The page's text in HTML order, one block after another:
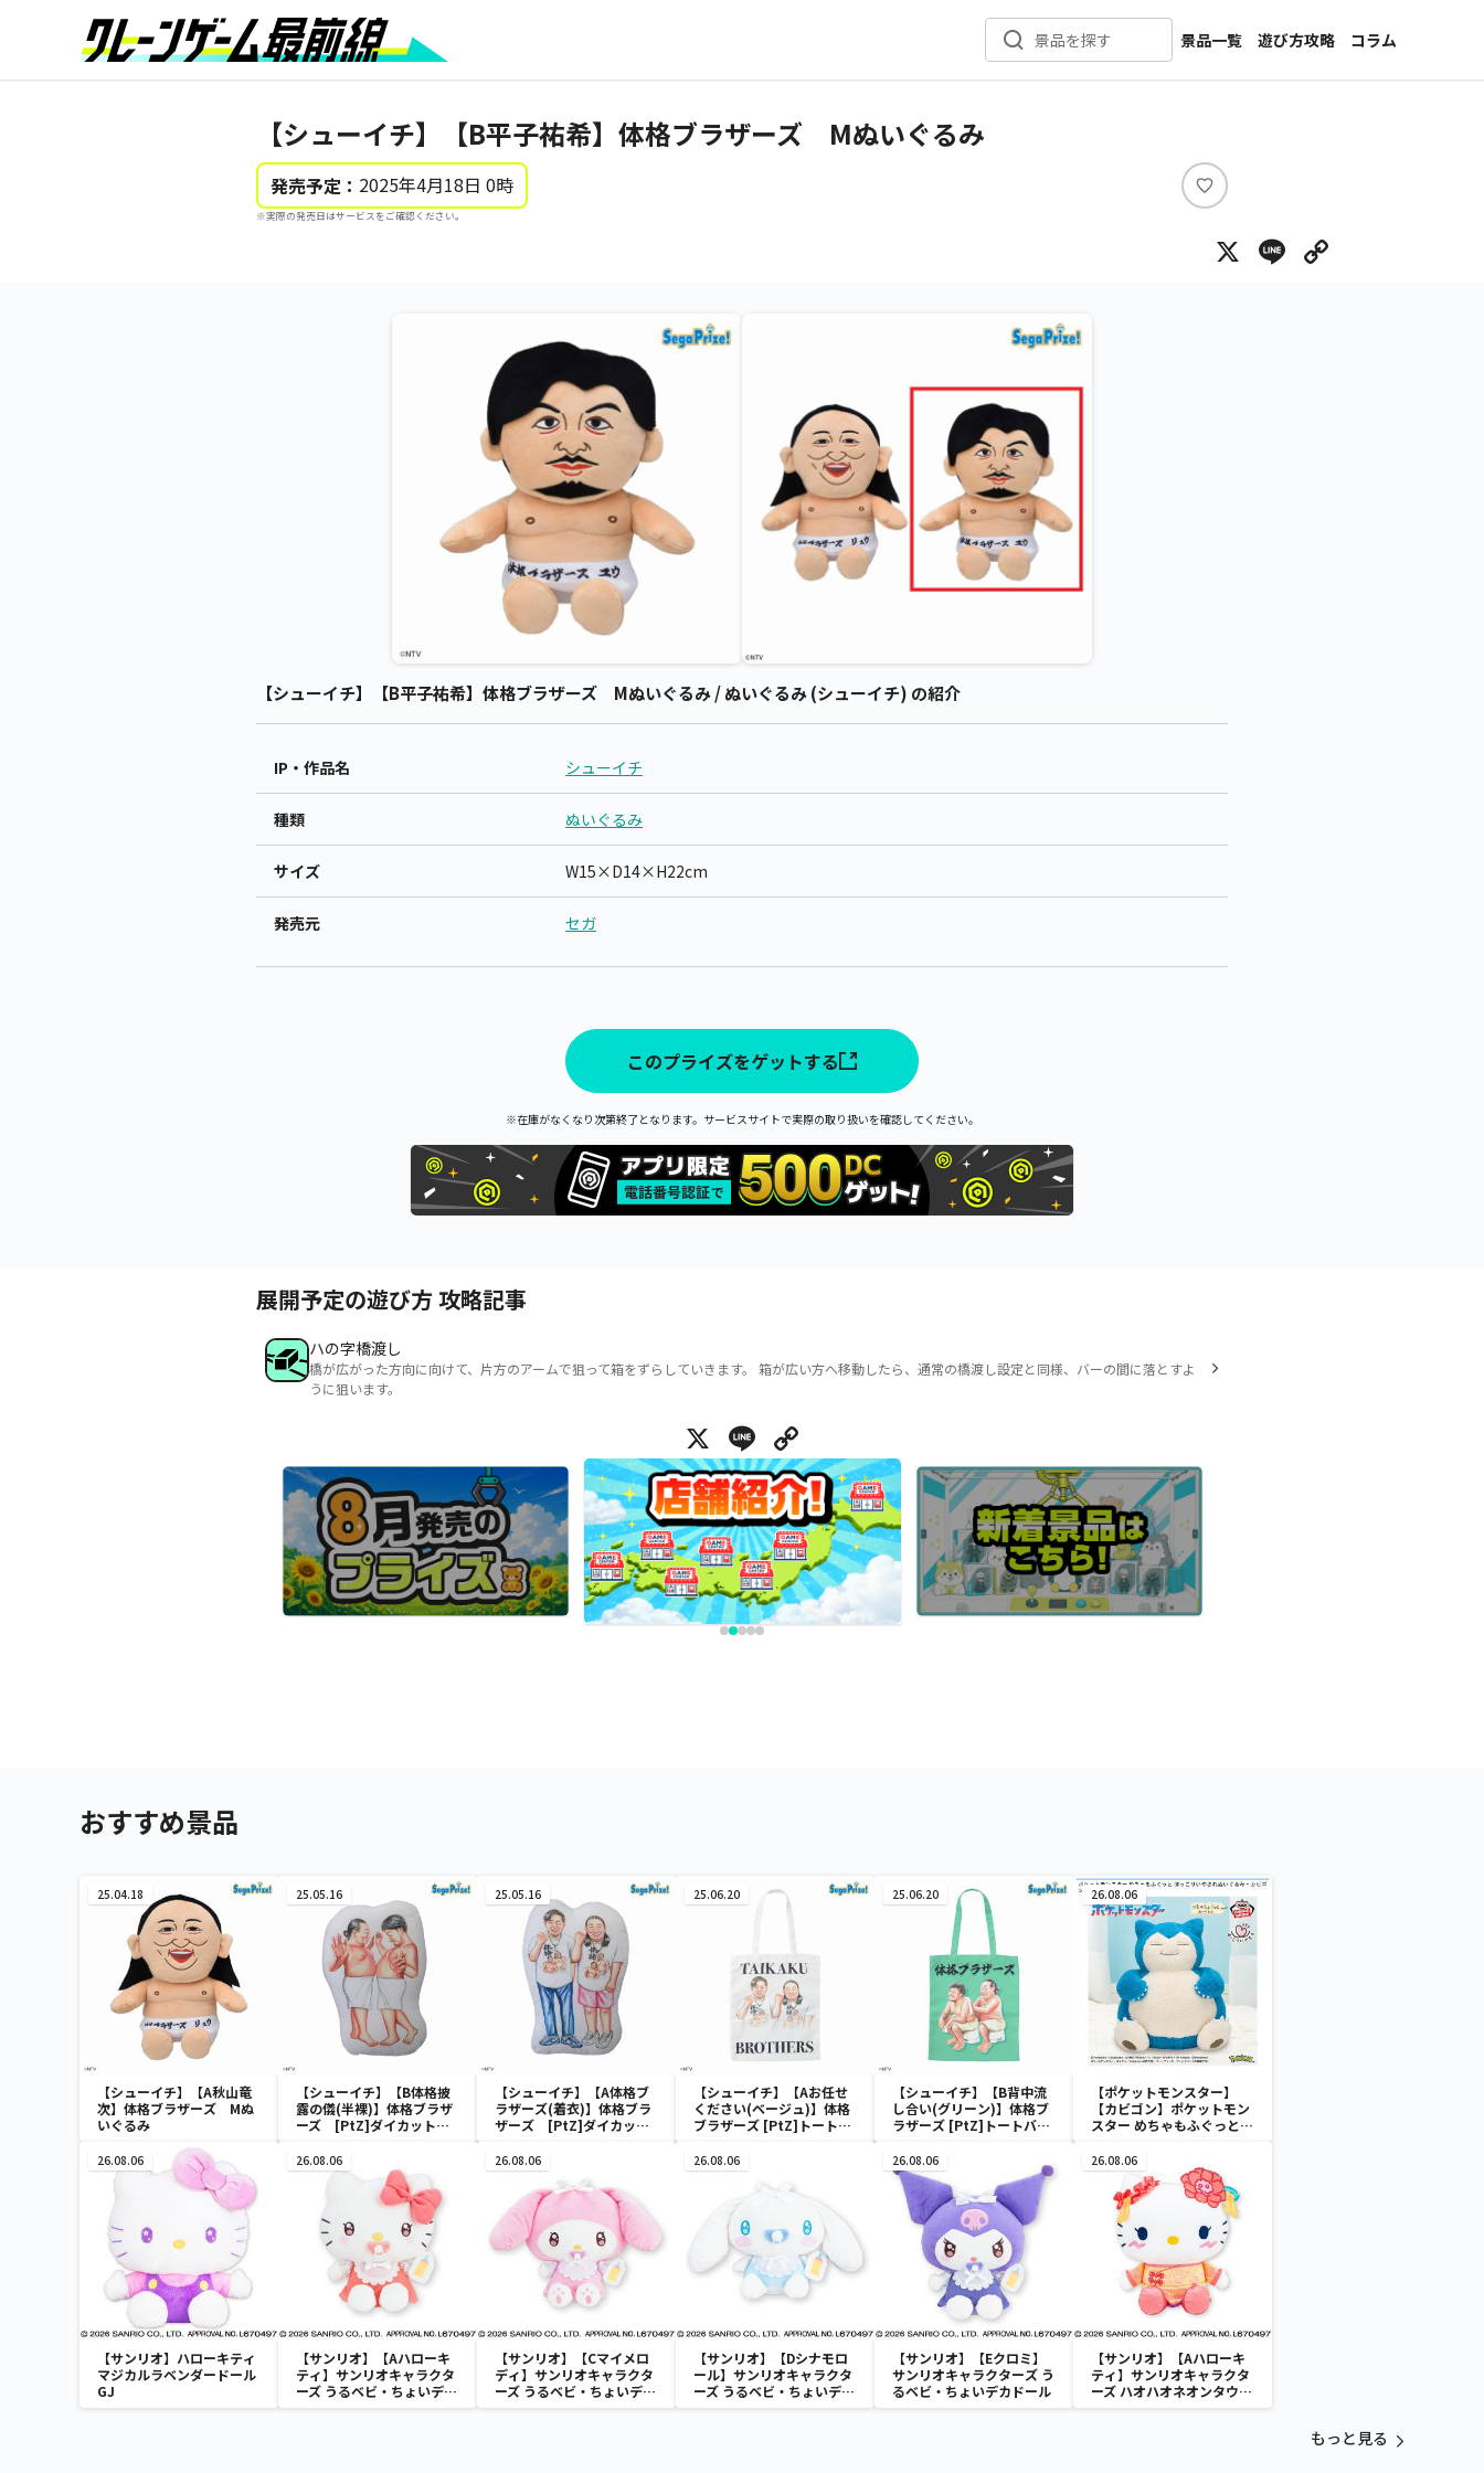
景品を探す
景品一覧
新着景品
メーカー一覧
遊び方攻略
コラム
インタビュー
【シューイチ】【B平子祐希】体格ブラザーズ Mぬいぐるみ
発売予定： 2025年4月18日 0時
※実際の発売日はサービスをご確認ください。
い
ね
X Line
【シューイチ】【B平子祐希】体格ブラザーズ Mぬいぐるみ / ぬいぐるみ (シューイチ) の紹介
IP・作品名 シューイチ
種類 ぬいぐるみ
サイズ W15×D14×H22cm
発売元 セガ
このプライズをゲットする
※在庫がなくなり次第終了となります。サービスサイトで実際の取り扱いを確認してください。
展開予定の遊び方 攻略記事
ハの字橋渡し
橋が広がった方向に向けて、片方のアームで狙って箱をずらしていきます。 箱が広い方へ移動したら、通常の橋渡し設定と同様、バーの間に落とすよ
うに狙います。
X Line
おすすめ景品
25.04.18
【シューイチ】【A秋山竜
次】体格ブラザーズ Mぬ
いぐるみ
25.05.16
【シューイチ】【B体格披
露の儀(半裸)】体格ブラザ
ーズ [PtZ]ダイカットク
25.05.16
【シューイチ】【A体格ブ
ラザーズ(着衣)】体格ブラ
ザーズ [PtZ]ダイカット
25.06.20
【シューイチ】【Aお任せ
ください(ベージュ)】体格
ブラザーズ [PtZ]トートバ
25.06.20
【シューイチ】【B背中流
し合い(グリーン)】体格ブ
ラザーズ [PtZ]トートバッ
26.08.06
【ポケットモンスター】
【カビゴン】ポケットモン
スター めちゃもふぐっと
み～カビゴン～
26.08.06
【サンリオ】ハローキティ
マジカルラベンダードール
GJ
26.08.06
【サンリオ】【Aハローキ
ティ】サンリオキャラクタ
ーズ うるベビ・ちょいデカ
ドール
26.08.06
【サンリオ】【Cマイメロ
ディ】サンリオキャラクタ
ーズ うるベビ・ちょいデカ
ドール
26.08.06
【サンリオ】【Dシナモロ
ール】サンリオキャラクタ
ーズ うるベビ・ちょいデカ
ドール
26.08.06
【サンリオ】【Eクロミ】
サンリオキャラクターズ う
るベビ・ちょいデカドール
26.08.06
【サンリオ】【Aハローキ
ティ】サンリオキャラクタ
ーズ ハオハオネオンタウン
ドールBIGタイプ1
もっと見る